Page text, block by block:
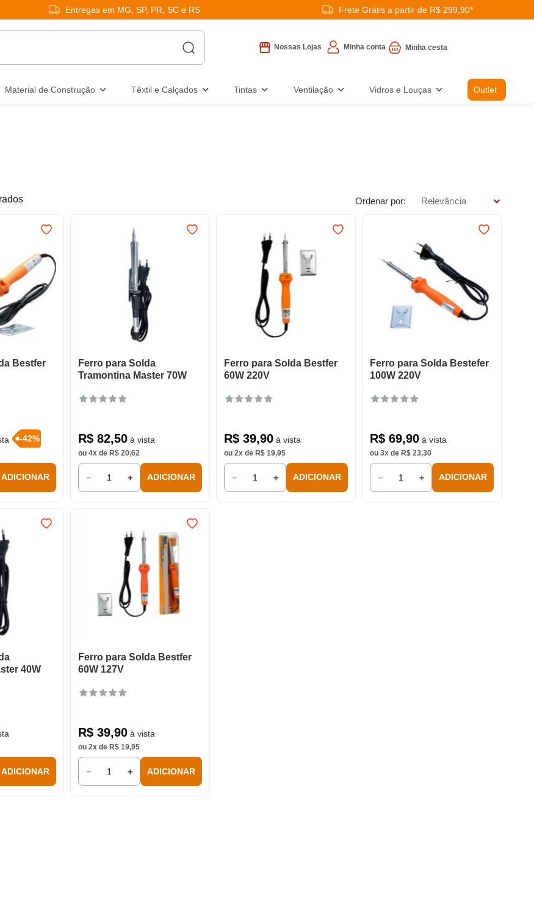
Entregas em MG, SP, PR, SC e RS Frete Grátis a partir de R$ 299,90*
Nossas Lojas Minha conta
Material de Construção Têxtil e Calçados Tintas Ventilação Vidros e Louças Outlet
Ordenar por Relevância
Bestfer
-42%
ADICIONAR
Ferro para Solda
Tramontina Master 70W
R$ 82,50à vista
ou 4x de R$ 20,62
＋
－ ADICIONAR
Ferro para Solda Bestfer
60W 220V
R$ 39,90à vista
ou 2x de R$ 19,95
＋
－ ADICIONAR
Ferro para Solda Bestefer
100W 220V
R$ 69,90à vista
ou 3x de R$ 23,30
＋
－ ADICIONAR
40W
ADICIONAR
Ferro para Solda Bestfer
60W 127V
R$ 39,90à vista
ou 2x de R$ 19,95
＋
－ ADICIONAR